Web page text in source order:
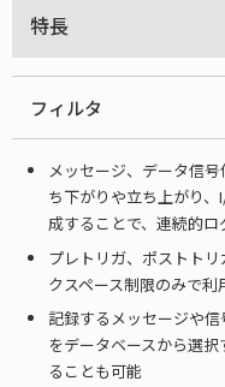
特長
フィルタ
メッセージ、データ信
ち下がりや立ち上がり
成することで、連続的ロ
プレトリガ、ポストト
クスペース制限のみで利
記録するメッセージや
をデータベースから選
ることも可能